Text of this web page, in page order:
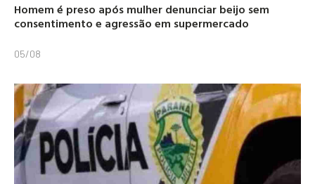
Homem é preso após mulher denunciar beijo sem
consentimento e agressão em supermercado
05/08